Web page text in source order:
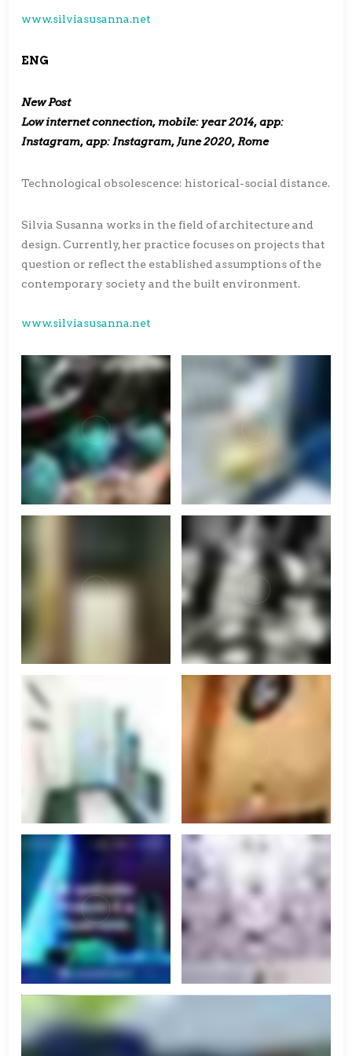
www.silviasusanna.net
ENG
New Post
Low internet connection, mobile: year 2014, app:
Instagram, app: Instagram, June 2020, Rome
Technological obsolescence: historical-social distance.
Silvia Susanna works in the field of architecture and
design. Currently, her practice focuses on projects that
question or reflect the established assumptions of the
contemporary society and the built environment.
www.silviasusanna.net